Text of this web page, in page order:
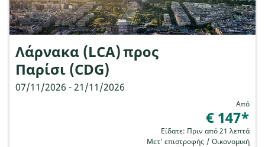
Λάρνακα (LCA)προς
Παρίσι (CDG)
07/11/2026 - 21/11/2026
Από
€ 147*
Είδατε: Πριν από 21 λεπτά
Μετ' επιστροφής / Οικονομική